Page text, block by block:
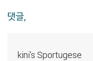
댓글,
kini's Sportugese